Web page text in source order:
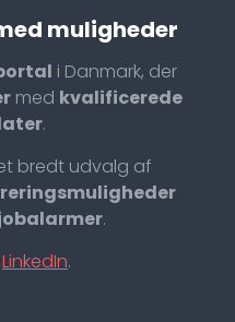
muligheder
i Danmark, der
med kvalificerede
.
bredt udvalg af
.
LinkedIn.